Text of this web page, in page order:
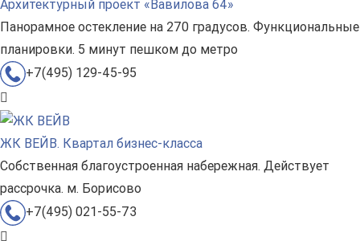
Архитектурный проект «Вавилова 64»
Панорамное остекление на 270 градусов. Функциональные
планировки. 5 минут пешком до метро
+7(495) 129-45-95
ЖК ВЕЙВ. Квартал бизнес-класса
Собственная благоустроенная набережная. Действует
рассрочка. м. Борисово
+7(495) 021-55-73